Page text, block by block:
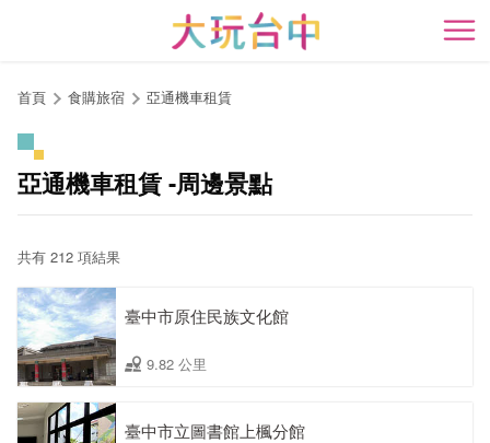
開
首頁 食購旅宿 亞通機車租賃
亞通機車租賃 -周邊景點
共有 212 項結果
臺中市原住民族文化館
9.82 公里
臺中市立圖書館上楓分館